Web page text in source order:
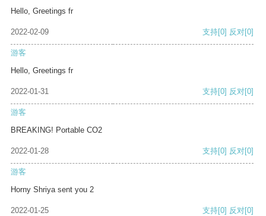
Hello, Greetings fr
2022-02-09 支持[0] 反对[0]
游客
Hello, Greetings fr
2022-01-31 支持[0] 反对[0]
游客
BREAKING! Portable CO2
2022-01-28 支持[0] 反对[0]
游客
Horny Shriya sent you 2
2022-01-25 支持[0] 反对[0]